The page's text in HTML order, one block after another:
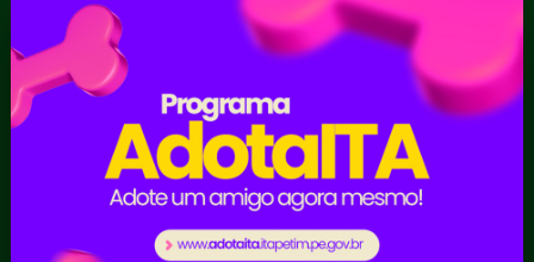
Acompanhar uma
Manifestação
Atendimento via WhatsApp
Competências da Ouvidoria
Dúvidas? Acesse o FAQ
Fazer uma Manifestação
Informações Importantes
Escolar
Contratos
Contratos Administrativos
I - Anexo I - Ficha de
Registro de Fornecedor -
Forma Indireta
II - Anexo II - Ficha de
Registro de Fornecedor -